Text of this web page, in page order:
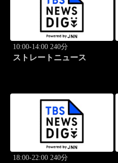
10:00-14:00 240分
ストレートニュース
18:00-22:00 240分